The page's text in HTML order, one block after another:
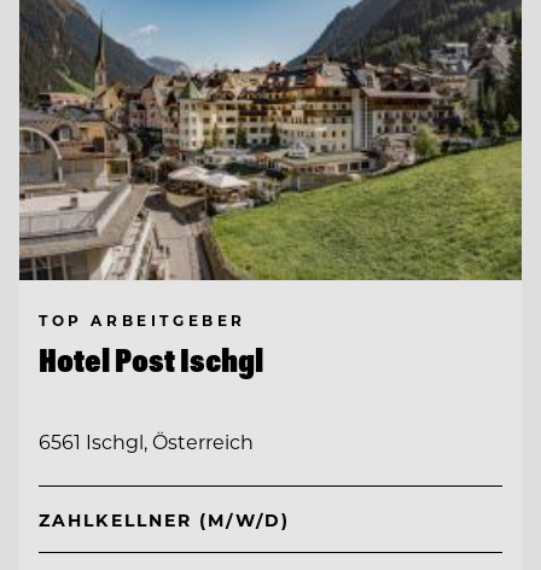
TOP ARBEITGEBER
Hotel Post Ischgl
6561 Ischgl, Österreich
ZAHLKELLNER (M/W/D)